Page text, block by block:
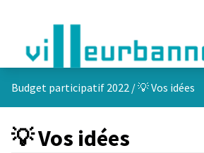
Budget participatif 2022 /💡 Vos idées
💡 Vos idées